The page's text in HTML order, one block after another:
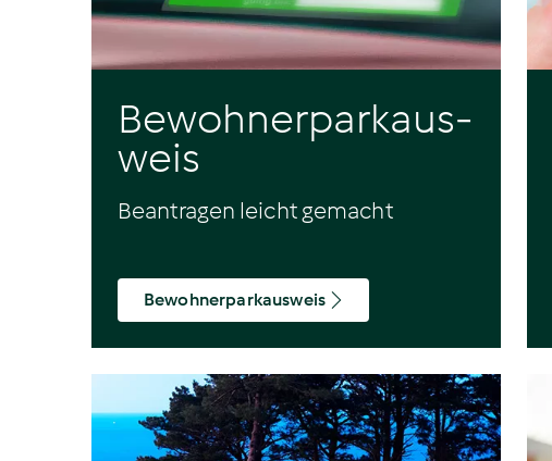
Bewohnerparkaus-
weis
Beantragen leicht gemacht
Bewohnerparkausweis